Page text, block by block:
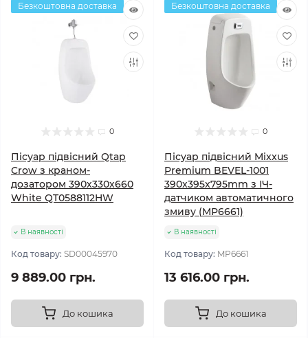
Безкоштовна доставка
0
Пісуар підвісний Qtap
Crow з краном-
дозатором 390х330х660
White QT0588112HW
В наявності
Код товару: SD00045970
9 889.00 грн.
До кошика
Безкоштовна доставка
0
Пісуар підвісний Mixxus
Premium BEVEL-1001
390x395x795mm з ІЧ-
датчиком автоматичного
змиву (MP6661)
В наявності
Код товару: MP6661
13 616.00 грн.
До кошика